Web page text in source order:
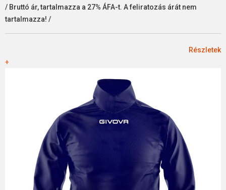
/ Bruttó ár, tartalmazza a 27% ÁFA-t. A feliratozás árát nem
tartalmazza! /
Részletek
+